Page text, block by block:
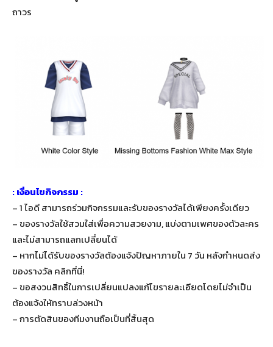
ถาวร
: เงื่อนไขกิจกรรม :
– 1 ไอดี สามารถร่วมกิจกรรมและรับของรางวัลได้เพียงครั้งเดียว
– ของรางวัลใช้สวมใส่เพื่อความสวยงาม, แบ่งตามเพศของตัวละคร
และไม่สามารถแลกเปลี่ยนได้
– หากไม่ได้รับของรางวัลต้องแจ้งปัญหาภายใน 7 วัน หลังกำหนดส่ง
ของรางวัล คลิกที่นี่!
– ขอสงวนสิทธิ์ในการเปลี่ยนแปลงแก้ไขรายละเอียดโดยไม่จำเป็น
ต้องแจ้งให้ทราบล่วงหน้า
– การตัดสินของทีมงานถือเป็นที่สิ้นสุด